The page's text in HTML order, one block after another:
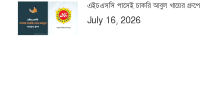
এইচএসসি পাসেই চাকরি আবুল খায়ের গ্রুপে
July 16, 2026